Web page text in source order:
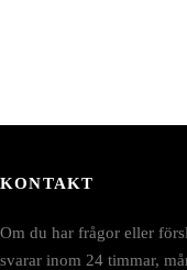
KONTAKT
Om du har frågor eller
svarar inom 24 timmar,